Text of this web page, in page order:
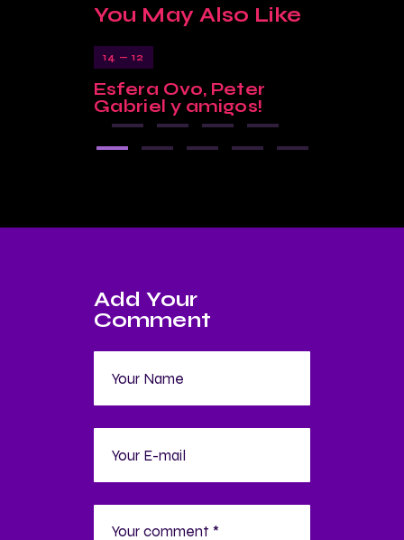
You May Also Like
14 — 12
Esfera Ovo, Peter
Gabriel y amigos!
Add Your
Comment